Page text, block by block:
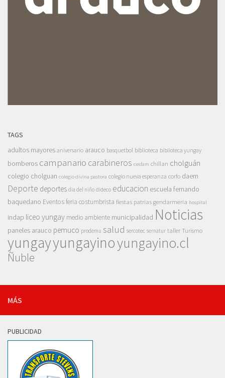
TAGS
adultos mayores aniversario arauco basquetbol biblioteca biblioteca yungay
bomberos campanario carabineros cesfam chillan cholguán
colegio cholguan colegio divina pastora colegio nueva esperanza corfo daem
Deporte deportes dia del niño dideco educacion escuela fernando
baquedano Eventosferia costumbrista fiestas patrias gendarmeria hospital
indap liceo yungay medio ambiente municipalidad Noticias
paneles arauco pemuco prodemu salud sercotec sernatur taller Turismo
yungayyungayinoyungayino.cl
Ñuble
MÁS
PUBLICIDAD